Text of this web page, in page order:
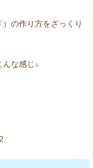
の作り方をざっくり
な感じ↓